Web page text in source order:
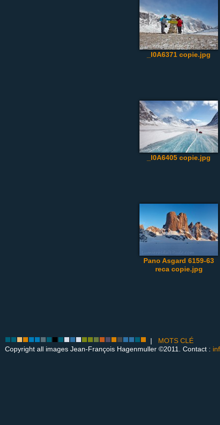
_I0A6371 copie.jpg
_I0A6405 copie.jpg
Pano Asgard 6159-63
reca copie.jpg
| MOTS CLÉ
Copyright all images Jean-François Hagenmuller ©2011. Contact :